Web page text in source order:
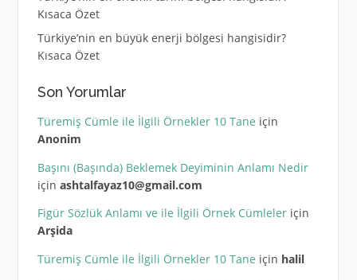
Kısaca Özet
Türkiye’nin en büyük enerji bölgesi hangisidir?
Kısaca Özet
Son Yorumlar
Türemiş Cümle ile İlgili Örnekler 10 Tane için
Anonim
Başını (Başında) Beklemek Deyiminin Anlamı Nedir
için ashtalfayaz10@gmail.com
Figür Sözlük Anlamı ve ile İlgili Örnek Cümleleriçin
Arşida
Türemiş Cümle ile İlgili Örnekler 10 Tane için halil